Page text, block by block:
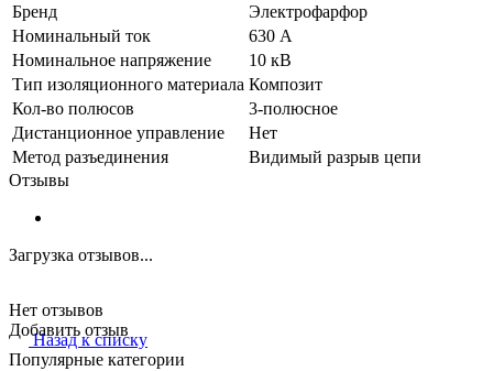
Бренд
Электрофарфор
Номинальный ток
630 А
Номинальное напряжение
10 кВ
Тип изоляционного материала Композит
Кол-во полюсов
3-полюсное
Дистанционное управление
Нет
Метод разъединения
Видимый разрыв цепи
Отзывы
Загрузка отзывов...
Нет отзывов
Добавить отзыв
Назад к списку
Популярные категории